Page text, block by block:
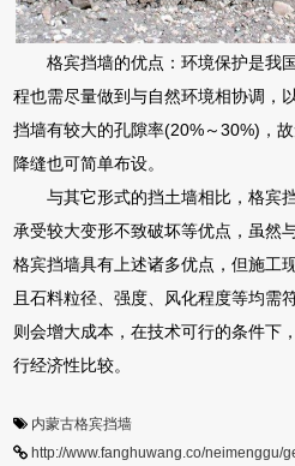
格宾挡墙的优点：环境保护是我
程也需尽量做到与自然环境相协调，
挡墙有较大的孔隙率(20%～30%)，
降缝也可简单布设。
与其它形式的挡土墙相比，格宾
承受较大变形不致破坏等优点，虽然
格宾挡墙具有上述诸多优点，但施工
且石料粒径、强度、风化程度等均需
则会增大成本，在技术可行的条件下
行经济性比较。
内蒙古格宾挡墙
http://www.fanghuwang.co/neimenggu/